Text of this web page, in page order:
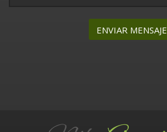
ENVIAR MENSAJE